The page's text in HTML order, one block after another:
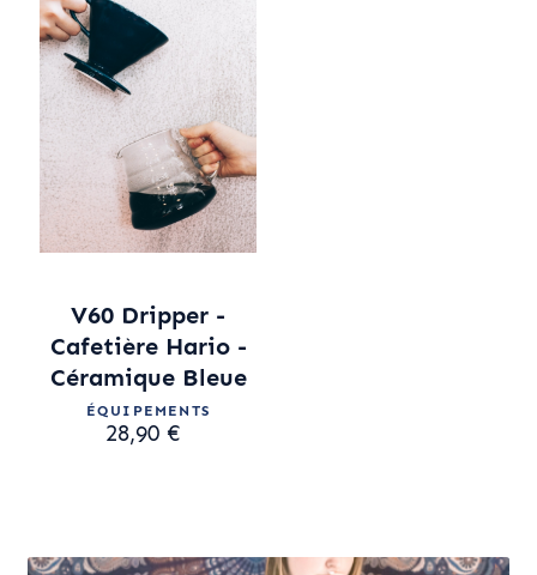
V60 Dripper -
Cafetière Hario -
Céramique Bleue
ÉQUIPEMENTS
28,90 €